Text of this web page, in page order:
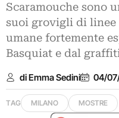
Scaramouche sono
suoi grovigli di linee
umane fortemente
Basquiat e dal
di Emma Sedini 04/
TAG MILANO MOSTRE